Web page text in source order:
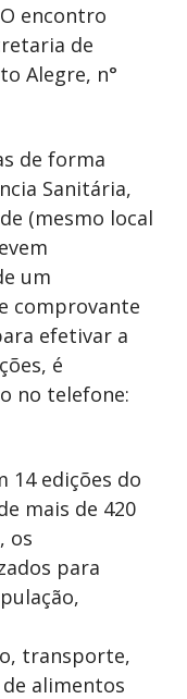
encontro
de
Alegre, n°
de forma
Sanitária,
(mesmo local
um
comprovante
efetivar a
é
no telefone:
14 edições do
mais de 420
os
para
transporte,
alimentos